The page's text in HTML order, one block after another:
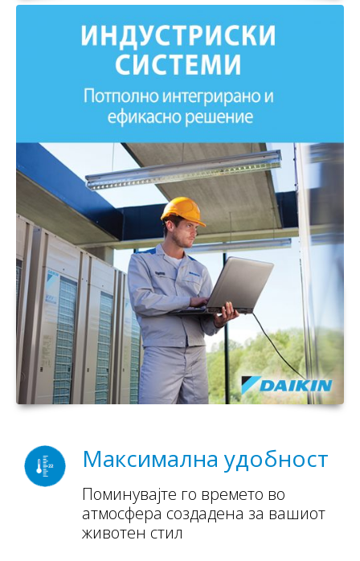
Максимална удобност
Поминувајте го времето во
атмосфера создадена за вашиот
животен стил